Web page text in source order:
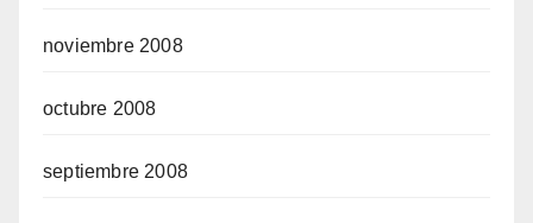
noviembre 2008
octubre 2008
septiembre 2008